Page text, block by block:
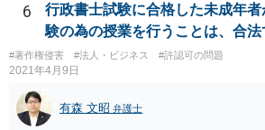
6
行政書士試験に合格した未成年
験の為の授業を行うことは、合法
#著作権侵害 #法人・ビジネス #許認可の問題
2021年4月9日
有森 文昭 弁護士